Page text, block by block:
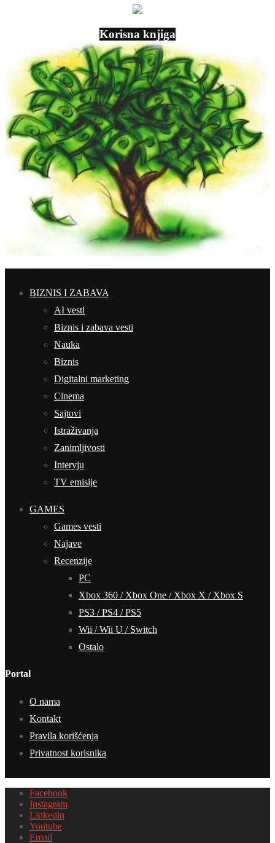
Korisna knjiga
BIZNIS I ZABAVA
AI vesti
Biznis i zabava vesti
Nauka
Biznis
Digitalni marketing
Cinema
Sajtovi
Istraživanja
Zanimljivosti
Intervju
TV emisije
GAMES
Games vesti
Najave
Recenzije
PC
Xbox 360 / Xbox One / Xbox X / Xbox S
PS3 / PS4 / PS5
Wii / Wii U / Switch
Ostalo
Portal
O nama
Kontakt
Pravila korišćenja
Privatnost korisnika
Facebook
Instagram
Linkedin
Youtube
Email